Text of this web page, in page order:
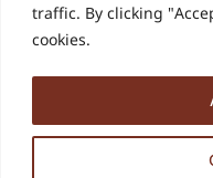
traffic. By clicking
cookies.
936, 938 ซอย ด่านสำโรง 60